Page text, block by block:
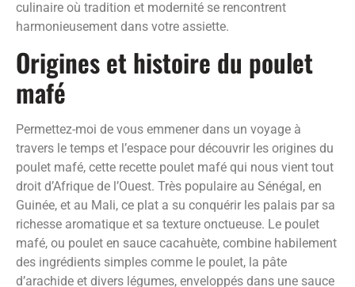
culinaire où tradition et modernité se rencontrent
harmonieusement dans votre assiette.
Origines et histoire du poulet
mafé
Permettez-moi de vous emmener dans un voyage à
travers le temps et l’espace pour découvrir les origines du
poulet mafé, cette recette poulet mafé qui nous vient tout
droit d’Afrique de l’Ouest. Très populaire au Sénégal, en
Guinée, et au Mali, ce plat a su conquérir les palais par sa
richesse aromatique et sa texture onctueuse. Le poulet
mafé, ou poulet en sauce cacahuète, combine habilement
des ingrédients simples comme le poulet, la pâte
d’arachide et divers légumes, enveloppés dans une sauce